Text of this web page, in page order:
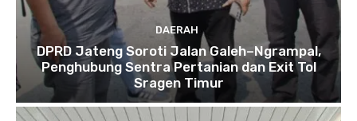
DAERAH
DPRD Jateng Soroti Jalan Galeh–Ngrampal,
Penghubung Sentra Pertanian dan Exit Tol
Sragen Timur